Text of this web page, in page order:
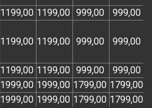
1199,00 1199,00 999,00 999,00
1199,00 1199,00 999,00 999,00
1199,00 1199,00 999,00 999,00
1999,00 1999,00 1799,00 1799,00
1999,00 1999,00 1799,00 1799,00